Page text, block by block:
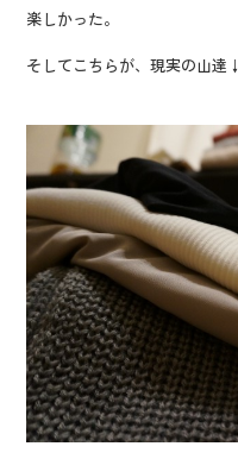
楽しかった。
そしてこちらが、現実の山達↓